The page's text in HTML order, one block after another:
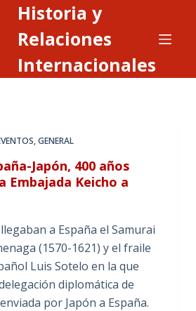
Historia y
Relaciones
Internacionales
,GENERAL
Japón, 400 años
Embajada Keicho a
a España el Samurai
(1570-1621) y el fraile
Luis Sotelo en la que
diplomática de
por Japón a España.